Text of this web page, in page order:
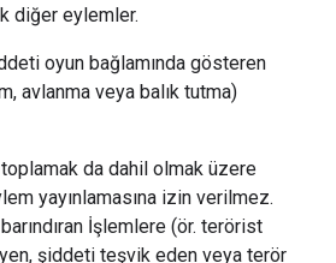
diğer eylemler.
oyun bağlamında gösteren
avlanma veya balık tutma)
da dahil olmak üzere
yayınlamasına izin verilmez.
İşlemlere (ör. terörist
şiddeti teşvik eden veya terör